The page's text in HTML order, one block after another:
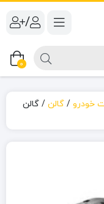
/
0
خودرو / گالن / گالن